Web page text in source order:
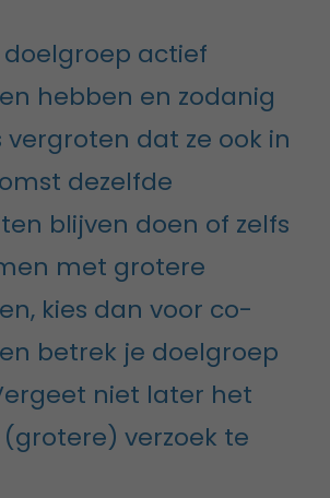
doelgroep actief
hebben en zodanig
vergroten dat ze ook in
dezelfde
blijven doen of zelfs
met grotere
kies dan voor co-
betrek je doelgroep
niet later het
verzoek te